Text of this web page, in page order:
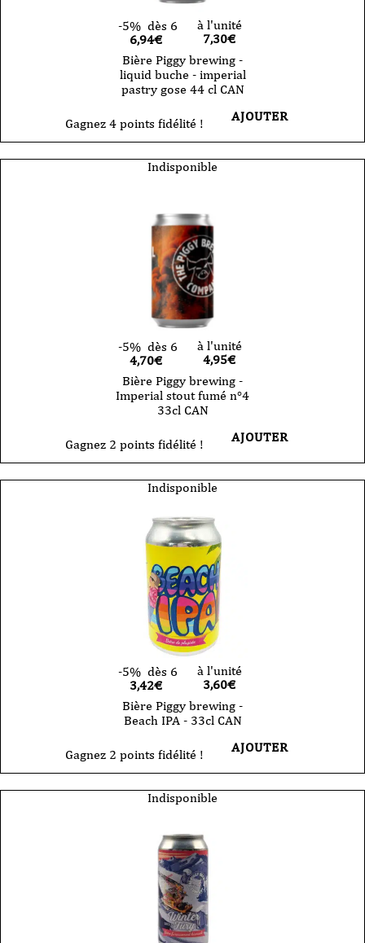
-5% dès 6
6,94€
à l'unité
7,30€
Bière Piggy brewing -
liquid buche - imperial
pastry gose 44 cl CAN
Gagnez 4 points fidélité ! AJOUTER
Indisponible
-5% dès 6
4,70€
à l'unité
4,95€
Bière Piggy brewing -
Imperial stout fumé n°4
33cl CAN
Gagnez 2 points fidélité ! AJOUTER
Indisponible
-5% dès 6
3,42€
à l'unité
3,60€
Bière Piggy brewing -
Beach IPA - 33cl CAN
Gagnez 2 points fidélité ! AJOUTER
Indisponible